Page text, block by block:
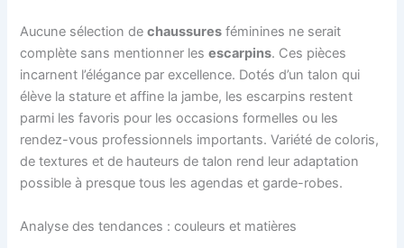
Aucune sélection dechaussures féminines ne serait
complète sans mentionner lesescarpins. Ces pièces
incarnent l’élégance par excellence. Dotés d’un talon qui
élève la stature et affine la jambe, les escarpins restent
parmi les favoris pour les occasions formelles ou les
rendez-vous professionnels importants. Variété de coloris,
de textures et de hauteurs de talon rend leur adaptation
possible à presque tous les agendas et garde-robes.
Analyse des tendances : couleurs et matières